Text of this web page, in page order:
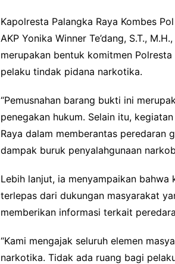
Kapolresta Palangka Raya Kombes
AKP Yonika Winner Te’dang, S.T.,
merupakan bentuk komitmen
pelaku tindak pidana narkotika.
“Pemusnahan barang bukti ini
penegakan hukum. Selain itu,
Raya dalam memberantas peredaran
dampak buruk penyalahgunaan
Lebih lanjut, ia menyampaikan
terlepas dari dukungan masyarakat
memberikan informasi terkait
“Kami mengajak seluruh elemen
narkotika. Tidak ada ruang bagi